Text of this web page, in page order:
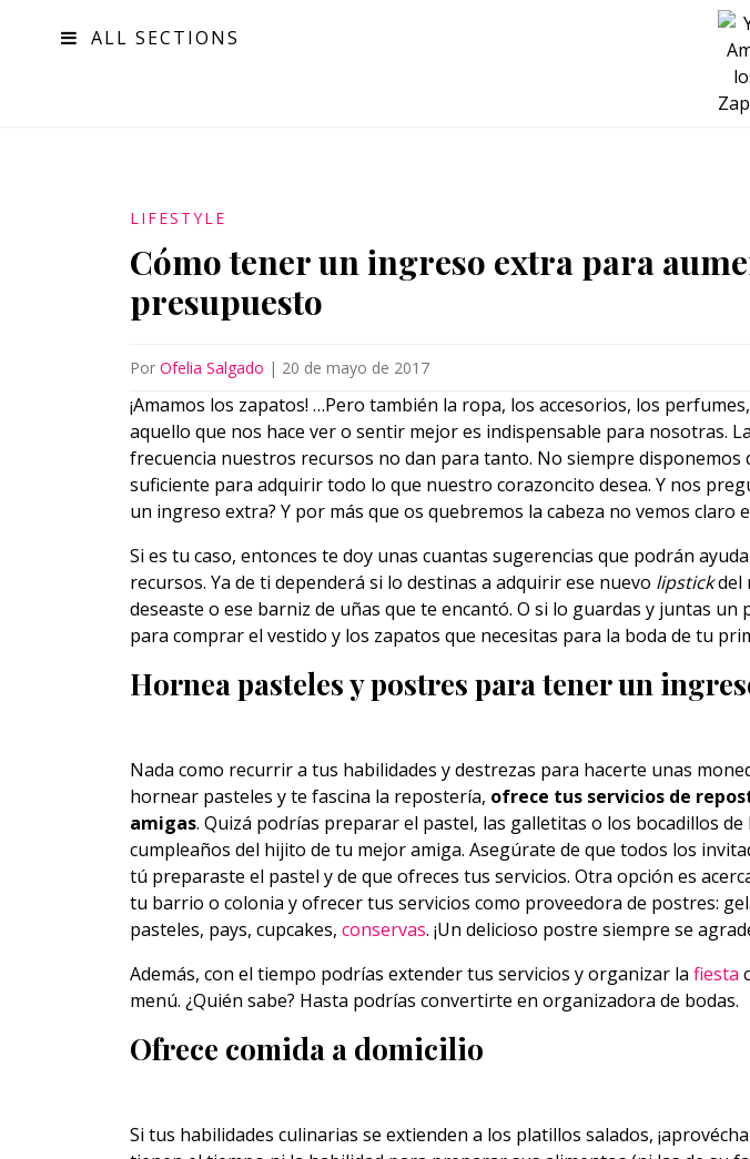
ALL SECTIONS
LIFESTYLE
Cómo tener un ingreso extra para
presupuesto
Por Ofelia Salgado | 20 de mayo de 2017
¡Amamos los zapatos! …Pero también la ropa, los accesorios, los
aquello que nos hace ver o sentir mejor es indispensable para nosotras.
frecuencia nuestros recursos no dan para tanto. No siempre disponemos
suficiente para adquirir todo lo que nuestro corazoncito desea. Y nos
un ingreso extra? Y por más que os quebremos la cabeza no vemos claro
Si es tu caso, entonces te doy unas cuantas sugerencias que podrán
recursos. Ya de ti dependerá si lo destinas a adquirir ese nuevo lipstickdel
deseaste o ese barniz de uñas que te encantó. O si lo guardas y juntas un
para comprar el vestido y los zapatos que necesitas para la boda de tu
Hornea pasteles y postres para tener un
Nada como recurrir a tus habilidades y destrezas para hacerte unas
hornear pasteles y te fascina la repostería, ofrece tus servicios de
amigas. Quizá podrías preparar el pastel, las galletitas o los bocadillos de
cumpleaños del hijito de tu mejor amiga. Asegúrate de que todos los
tú preparaste el pastel y de que ofreces tus servicios. Otra opción es
tu barrio o colonia y ofrecer tus servicios como proveedora de postres:
pasteles, pays, cupcakes, conservas. ¡Un delicioso postre siempre se
Además, con el tiempo podrías extender tus servicios y organizar la fiesta
menú. ¿Quién sabe? Hasta podrías convertirte en organizadora de bodas.
Ofrece comida a domicilio
Si tus habilidades culinarias se extienden a los platillos salados,